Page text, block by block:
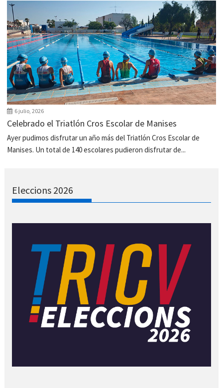
6 julio, 2026
Celebrado el Triatlón Cros Escolar de Manises
Ayer pudimos disfrutar un año más del Triatlón Cros Escolar de
Manises. Un total de 140 escolares pudieron disfrutar de...
Eleccions 2026